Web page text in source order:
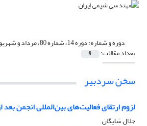
دوره و شماره:دوره 14، شماره 80، مرداد و شهریور 1394
تعداد مقالات: 9
سخن سردبیر
لزوم ارتقای فعالیت‌های بین‌المللی انجمن
جلال شایگان